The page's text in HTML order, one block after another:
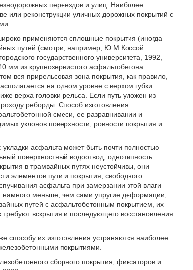
переездов и улиц. Наиболее
или реконструкции уличных дорожных покрытий с
применяются сплошные покрытия (иногда
путей (смотри, например, Ю.М.Коссой
государственного университета, 1992,
мм из крупнозернистого асфальтобетона
вся прирельсовая зона покрытия, как правило,
на одном уровне с верхом губки
верха головки рельса. Если путь уложен из
реборды. Способ изготовления
смеси, ее разравнивании и
уклонов поверхности, ровности покрытия и
асфальта может быть почти полностью
поверхностный водоотвод, однотипность
в трамвайных путях неустойчивы, они
элементов пути и покрытия, свободного
асфальта при замерзании этой влаги
намного меньше, чем сами упругие деформации,
путей с асфальтобетонным покрытием, их
вскрытия и последующего восстановления
способу их изготовления устраняются наиболее
покрытиями.
сборного покрытия, фиксаторов и